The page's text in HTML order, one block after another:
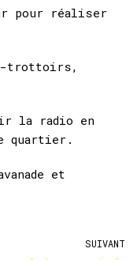
pour réaliser
trottoirs,
la radio en
quartier.
et
SUIVANT